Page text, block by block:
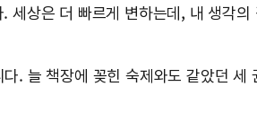
상은 더 빠르게 변하는데, 내 생각
. 늘 책장에 꽂힌 숙제와도 같았던 세